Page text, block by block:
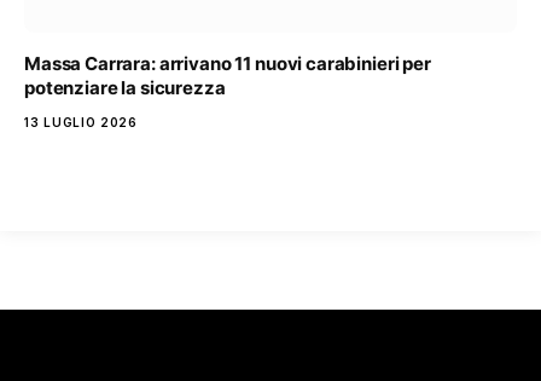
Massa Carrara: arrivano 11 nuovi carabinieri per
potenziare la sicurezza
13 LUGLIO 2026